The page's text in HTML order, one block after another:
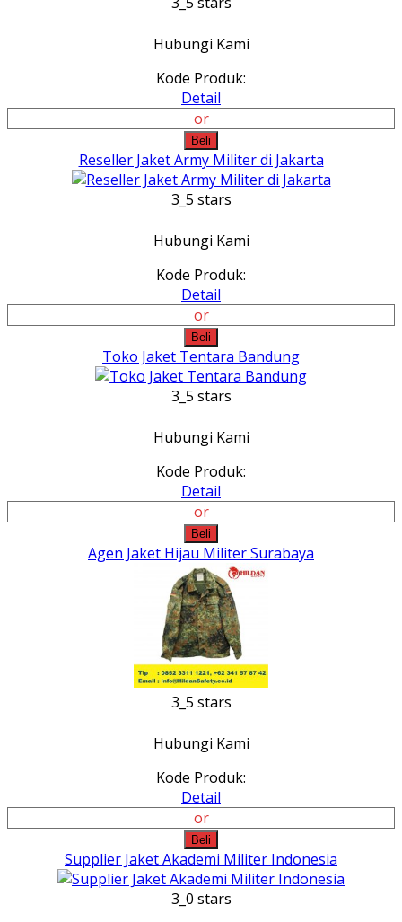
Hubungi Kami
Kode Produk:
Detail
or
Beli
Reseller Jaket Army Militer di Jakarta
3_5 stars
Hubungi Kami
Kode Produk:
Detail
or
Beli
Toko Jaket Tentara Bandung
3_5 stars
Hubungi Kami
Kode Produk:
Detail
or
Beli
Agen Jaket Hijau Militer Surabaya
3_5 stars
Hubungi Kami
Kode Produk:
Detail
or
Beli
Supplier Jaket Akademi Militer Indonesia
3_0 stars